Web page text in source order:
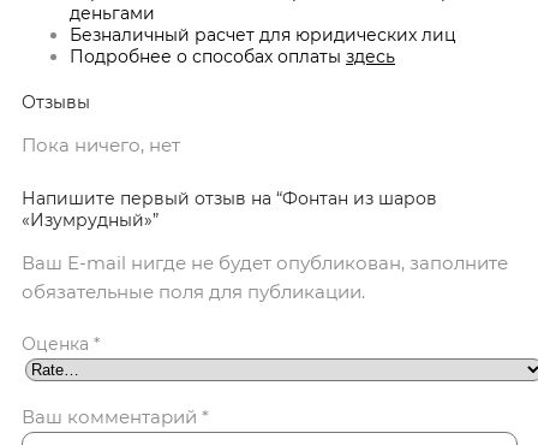
деньгами
Безналичный расчет для юридических лиц
Подробнее о способах оплаты здесь
Отзывы
Пока ничего, нет
Напишите первый отзыв на “Фонтан из шаров
«Изумрудный»”
Ваш E-mail нигде не будет опубликован, заполните
обязательные поля для публикации.
Оценка *
Ваш комментарий *